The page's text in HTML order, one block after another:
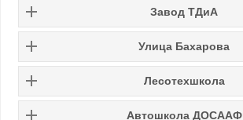
Завод ТДиА
Улица Бахарова
Лесотехшкола
Автошкола ДОСААФ